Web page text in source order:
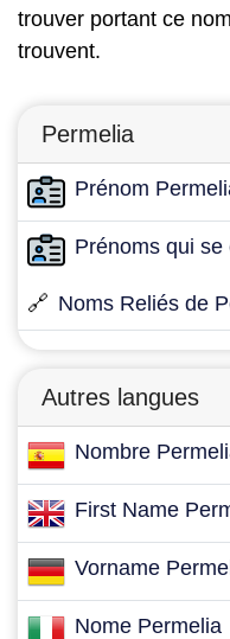
trouver portant ce
trouvent.
Permelia
Prénom
Prénoms qui
🔗 Noms Reliés de
Autres langues
Nombre
First Name
Vorname
Nome Permelia